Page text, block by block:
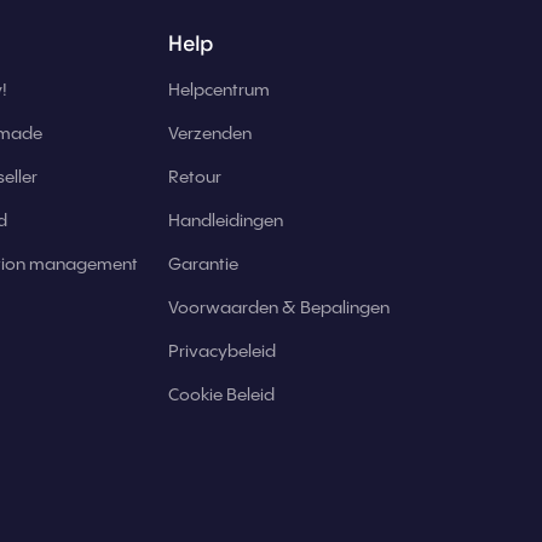
management
Help
Helpcentrum
Verzenden
Retour
Handleidingen
Garantie
Voorwaarden & Bepalingen
Privacybeleid
Cookie Beleid